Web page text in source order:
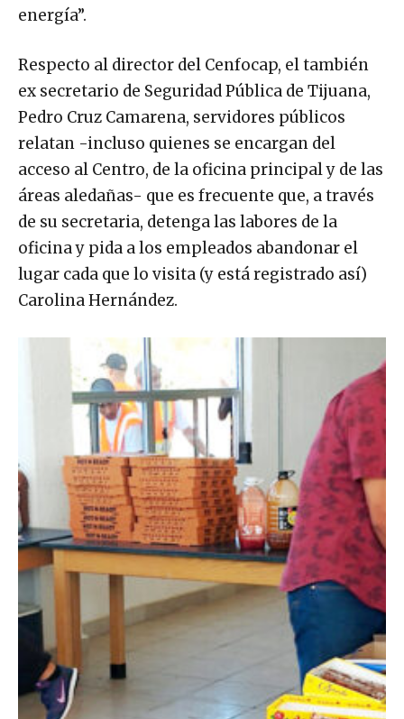
energía”.
Respecto al director del Cenfocap, el también
ex secretario de Seguridad Pública de Tijuana,
Pedro Cruz Camarena, servidores públicos
relatan -incluso quienes se encargan del
acceso al Centro, de la oficina principal y de las
áreas aledañas- que es frecuente que, a través
de su secretaria, detenga las labores de la
oficina y pida a los empleados abandonar el
lugar cada que lo visita (y está registrado así)
Carolina Hernández.